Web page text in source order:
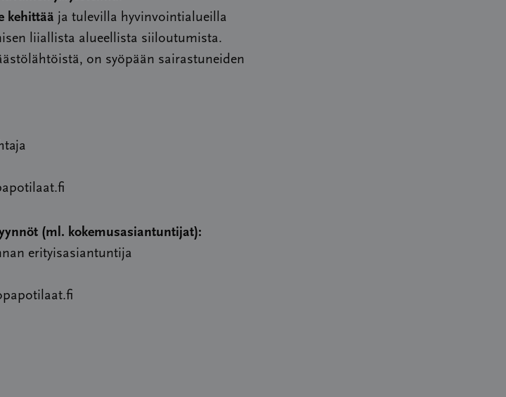
kehittää ja tulevilla hyvinvointialueilla
liiallista alueellista siiloutumista.
on syöpään sairastuneiden
(ml. kokemusasiantuntijat):
erityisasiantuntija